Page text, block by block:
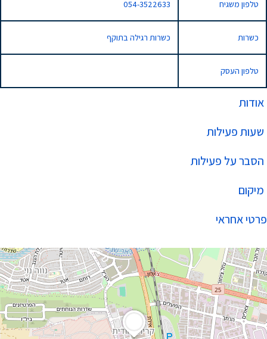
אודות
שעות פעילות
הסבר על פעילות
מיקום
פרטי אחראי
טלפון משגיח 054-3522633
כשרות כשרות רגילה בתוקף
טלפון העסק